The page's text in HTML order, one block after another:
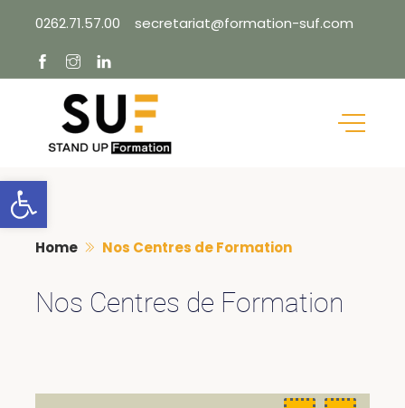
content
0262.71.57.00 secretariat@formation-suf.com
Home Nos Centres de Formation
Nos Centres de Formation
Ouvrir la barre d’outils